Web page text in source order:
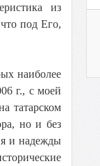
из
под Его,
наиболее
г., с моей
татарском
но и без
и надежды